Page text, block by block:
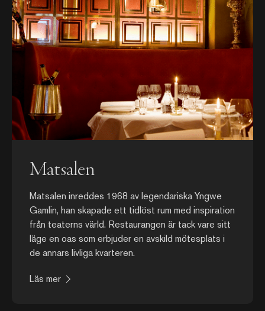
Matsalen
Matsalen inreddes 1968 av legendariska Yngwe
Gamlin, han skapade ett tidlöst rum med inspiration
från teaterns värld. Restaurangen är tack vare sitt
läge en oas som erbjuder en avskild mötesplats i
de annars livliga kvarteren.
Läs mer